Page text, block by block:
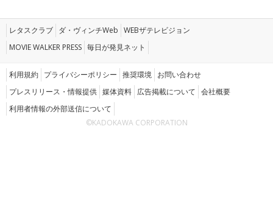
レタスクラブ ダ・ヴィンチWeb WEBザテレビジョン
MOVIE WALKER PRESS 毎日が発見ネット
利用規約 プライバシーポリシー 推奨環境 お問い合わせ
プレスリリース・情報提供 媒体資料 広告掲載について 会社概要
利用者情報の外部送信について
©KADOKAWA CORPORATION